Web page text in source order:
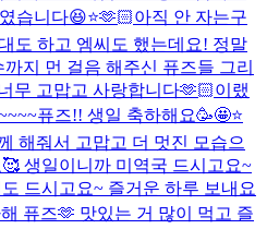
습니다😆⭐️🫶🏻아직 안 자는구
도 하고 엠씨도 했는데요! 정말
지 먼 걸음 해주신 퓨즈들 그리
무 고맙고 사랑합니다🫶🏻이랬
퓨즈!! 생일 축하해요🥳🤩⭐️
해줘서 고맙고 더 멋진 모습으
생일이니까 미역국 드시고요~
드시고요~ 즐거운 하루 보내요
퓨즈🫶 맛있는 거 많이 먹고 즐